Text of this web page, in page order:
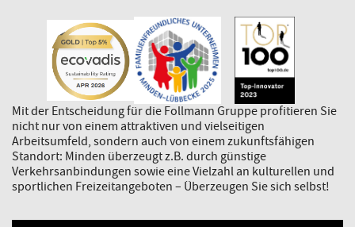
Mit der Entscheidung für die Follmann Gruppe profitieren Sie
nicht nur von einem attraktiven und vielseitigen
Arbeitsumfeld, sondern auch von einem zukunftsfähigen
Standort: Minden überzeugt z.B. durch günstige
Verkehrsanbindungen sowie eine Vielzahl an kulturellen und
sportlichen Freizeitangeboten – Überzeugen Sie sich selbst!